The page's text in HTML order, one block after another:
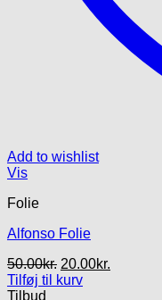
Add to wishlist
Vis
Folie
Alfonso Folie
50.00kr. Den
oprindelige
20.00kr.
Tilføj til kurv
Tilbud